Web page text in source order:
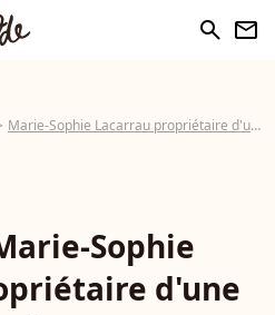
search newsletter
Marie-Sophie Lacarrau propriétaire d'une maison dans la campagne toulousaine : un coin de paradis difficile à quitter
Sophie
d'une